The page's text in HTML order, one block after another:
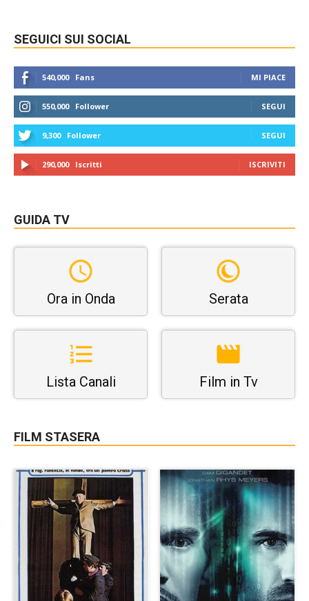
SEGUICI SUI SOCIAL
540,000 Fans MI PIACE
550,000 Follower SEGUI
9,300 Follower SEGUI
290,000 Iscritti ISCRIVITI
GUIDA TV
Ora in Onda Serata
Lista Canali Film in Tv
FILM STASERA